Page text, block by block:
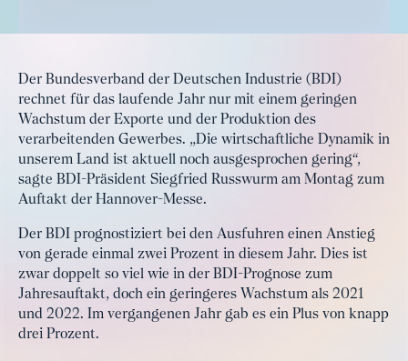
Der Bundesverband der Deutschen Industrie (BDI)
rechnet für das laufende Jahr nur mit einem geringen
Wachstum der Exporte und der Produktion des
verarbeitenden Gewerbes. „Die wirtschaftliche Dynamik in
unserem Land ist aktuell noch ausgesprochen gering“,
sagte BDI-Präsident Siegfried Russwurm am Montag zum
Auftakt der Hannover-Messe.
Der BDI prognostiziert bei den Ausfuhren einen Anstieg
von gerade einmal zwei Prozent in diesem Jahr. Dies ist
zwar doppelt so viel wie in der BDI-Prognose zum
Jahresauftakt, doch ein geringeres Wachstum als 2021
und 2022. Im vergangenen Jahr gab es ein Plus von knapp
drei Prozent.